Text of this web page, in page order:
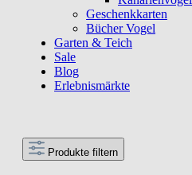
Geschenkkarten
Bücher Vogel
Garten & Teich
Sale
Blog
Erlebnismärkte
Produkte filtern